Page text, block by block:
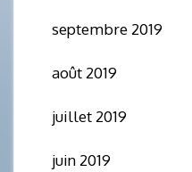
septembre 2019
août 2019
juillet 2019
juin 2019